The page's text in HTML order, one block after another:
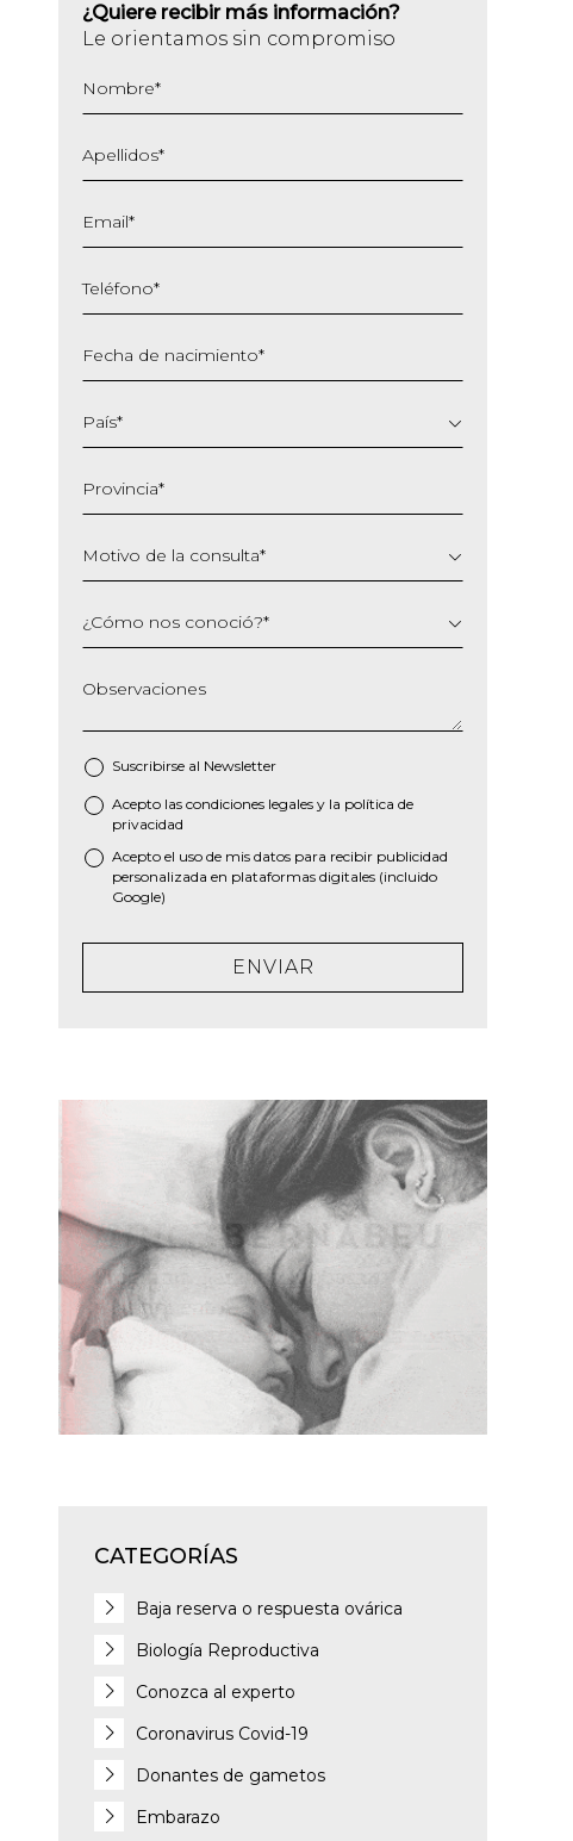
¿Quiere recibir más información?
Le orientamos sin compromiso
Nombre*
Apellidos*
Email*
Teléfono*
Fecha de nacimiento*
barra
MM
AAAA
País*
Provincia*
Motivo de la consulta*
¿Cómo nos conoció?*
Observaciones
Suscribirse al Newsletter
* Acepto las condiciones legales y la política de
privacidad
Acepto el uso de mis datos para recibir publicidad
personalizada en plataformas digitales (incluido
Google)
ENVIAR
CATEGORÍAS
Baja reserva o respuesta ovárica
Biología Reproductiva
Conozca al experto
Coronavirus Covid-19
Donantes de gametos
Embarazo